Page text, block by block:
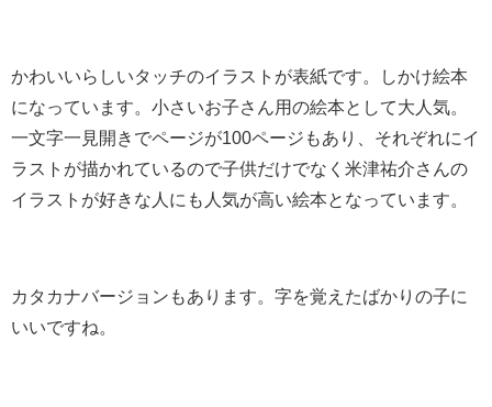
かわいいらしいタッチのイラストが表紙です。しかけ絵本
になっています。小さいお子さん用の絵本として大人気。
一文字一見開きでページが100ページもあり、それぞれにイ
ラストが描かれているので子供だけでなく米津祐介さんの
イラストが好きな人にも人気が高い絵本となっています。
カタカナバージョンもあります。字を覚えたばかりの子に
いいですね。